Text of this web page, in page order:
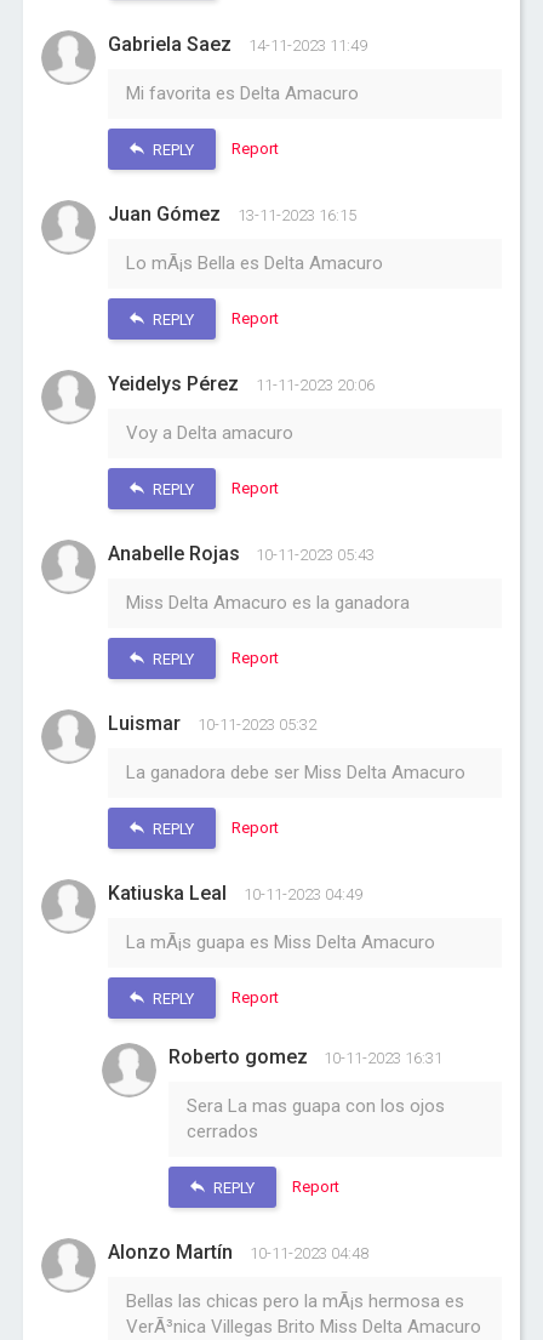
Gabriela Saez 14-11-2023 11:49
Mi favorita es Delta Amacuro
REPLY Report
Juan Gómez 13-11-2023 16:15
Lo mÃ¡s Bella es Delta Amacuro
REPLY Report
Yeidelys Pérez 11-11-2023 20:06
Voy a Delta amacuro
REPLY Report
Anabelle Rojas 10-11-2023 05:43
Miss Delta Amacuro es la ganadora
REPLY Report
Luismar 10-11-2023 05:32
La ganadora debe ser Miss Delta Amacuro
REPLY Report
Katiuska Leal 10-11-2023 04:49
La mÃ¡s guapa es Miss Delta Amacuro
REPLY Report
Roberto gomez 10-11-2023 16:31
Sera La mas guapa con los ojos
cerrados
REPLY Report
Alonzo Martín 10-11-2023 04:48
Bellas las chicas pero la mÃ¡s hermosa es
VerÃ³nica Villegas Brito Miss Delta Amacuro